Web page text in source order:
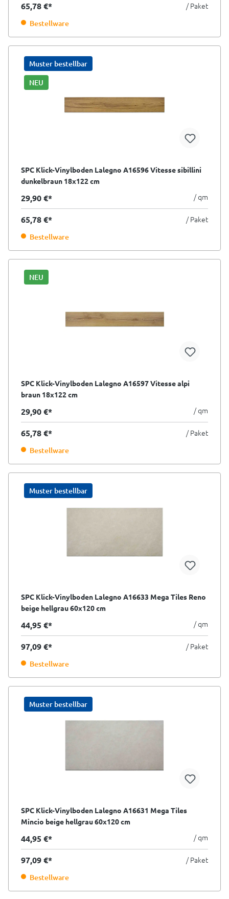
65,78 €* / Paket
Bestellware
Muster bestellbar
NEU
SPC Klick-Vinylboden Lalegno A16596 Vitesse sibillini
dunkelbraun 18x122 cm
29,90 €* / qm
65,78 €* / Paket
Bestellware
NEU
SPC Klick-Vinylboden Lalegno A16597 Vitesse alpi
braun 18x122 cm
29,90 €* / qm
65,78 €* / Paket
Bestellware
Muster bestellbar
SPC Klick-Vinylboden Lalegno A16633 Mega Tiles Reno
beige hellgrau 60x120 cm
44,95 €* / qm
97,09 €* / Paket
Bestellware
Muster bestellbar
SPC Klick-Vinylboden Lalegno A16631 Mega Tiles
Mincio beige hellgrau 60x120 cm
44,95 €* / qm
97,09 €* / Paket
Bestellware